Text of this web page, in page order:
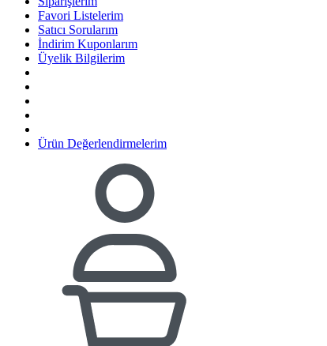
Favori Listelerim
Satıcı Sorularım
İndirim Kuponlarım
Üyelik Bilgilerim
Ürün Değerlendirmelerim